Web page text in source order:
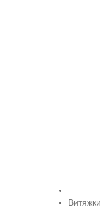
Витяжки